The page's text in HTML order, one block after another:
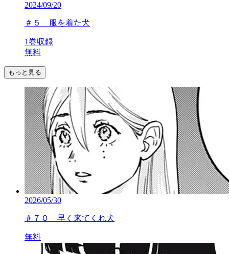
2024/09/20
＃５ 服を着た犬
1巻収録
無料
もっと見る
2026/05/30
＃７０ 早く来てくれ犬
無料